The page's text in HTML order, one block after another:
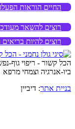
החיים הוראות
רוצים להשאר
רוצים להיות
הכל קשור - ריפוי
ביו-אנרגיה וצמחי מרפא
בניית אתר: דיביין